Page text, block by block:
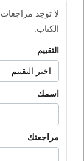
لا توجد
الكتاب.
التقييم
اسمك
مراجعتك